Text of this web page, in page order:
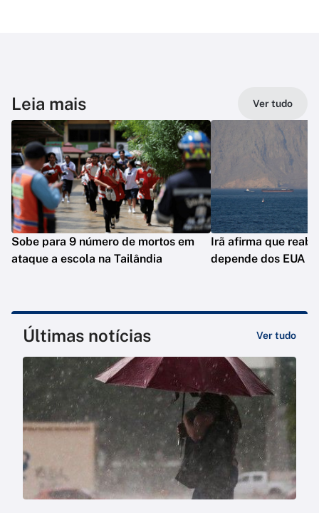
Leia mais Ver tudo
Sobe para 9 número de mortos em
ataque a escola na Tailândia
Irã afirma que
depende dos EUA
Últimas notícias Ver tudo